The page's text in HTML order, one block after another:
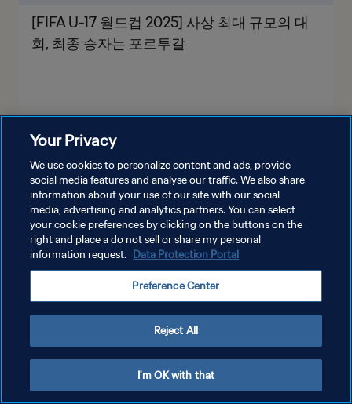
[FIFA U-17 월드컵 2025] 사상 최대 규모의 대
회, 최종 승자는 포르투갈
개인정보 보호정책
쿠키 기본 설정 관리
Copyright © 1994 - 2026 FIFA. All rights reserved.
Your Privacy
We use cookies to personalize content and ads, provide
social media features and analyse our traffic. We also share
information about your use of our site with our social
media, advertising and analytics partners. You can select
your cookie preferences by clicking on the buttons on the
right and place a do not sell or share my personal
information request. Data Protection Portal
Preference Center
Reject All
I'm OK with that